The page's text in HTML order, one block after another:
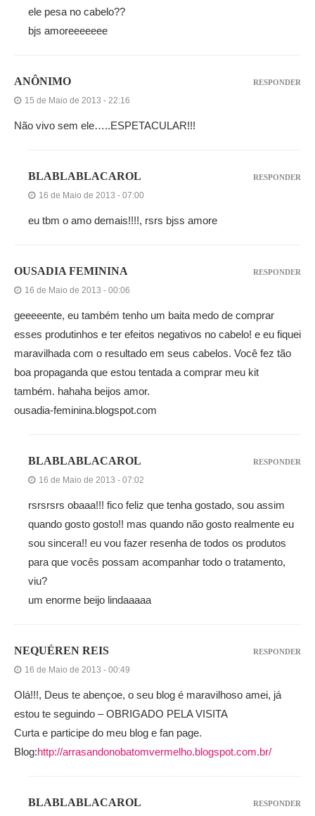
ele pesa no cabelo??
bjs amoreeeeeee
ANÔNIMO
15 de Maio de 2013 - 22:16
Não vivo sem ele…..ESPETACULAR!!!
RESPONDER
BLABLABLACAROL
16 de Maio de 2013 - 07:00
eu tbm o amo demais!!!!, rsrs bjss amore
RESPONDER
OUSADIA FEMININA
16 de Maio de 2013 - 00:06
geeeeente, eu também tenho um baita medo de comprar
esses produtinhos e ter efeitos negativos no cabelo! e eu fiquei
maravilhada com o resultado em seus cabelos. Você fez tão
boa propaganda que estou tentada a comprar meu kit
também. hahaha beijos amor.
ousadia-feminina.blogspot.com
RESPONDER
BLABLABLACAROL
16 de Maio de 2013 - 07:02
rsrsrsrs obaaa!!! fico feliz que tenha gostado, sou assim
quando gosto gosto!! mas quando não gosto realmente eu
sou sincera!! eu vou fazer resenha de todos os produtos
para que vocês possam acompanhar todo o tratamento,
viu?
um enorme beijo lindaaaaa
RESPONDER
NEQUÉREN REIS
16 de Maio de 2013 - 00:49
Olá!!!, Deus te abençoe, o seu blog é maravilhoso amei, já
estou te seguindo – OBRIGADO PELA VISITA
Curta e participe do meu blog e fan page.
Blog:http://arrasandonobatomvermelho.blogspot.com.br/
RESPONDER
BLABLABLACAROL RESPONDER